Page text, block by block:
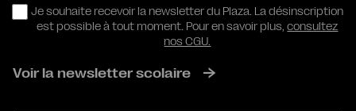
RGPD
Je souhaite recevoir la newsletter du Plaza. La désinscription
est possible à tout moment. Pour en savoir plus,consultez
nos CGU.
Voir la newsletter scolaire